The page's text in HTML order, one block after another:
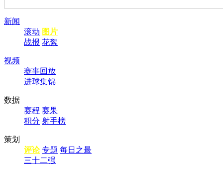
新闻
滚动 图片
战报 花絮
视频
赛事回放
进球集锦
数据
赛程 赛果
积分 射手榜
策划
评论 专题 每日之最
三十二强